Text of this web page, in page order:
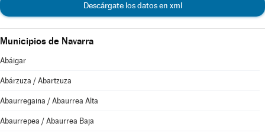
Descárgate los datos en xml
Municipios de Navarra
Abáigar
Abárzuza / Abartzuza
Abaurregaina / Abaurrea Alta
Abaurrepea / Abaurrea Baja